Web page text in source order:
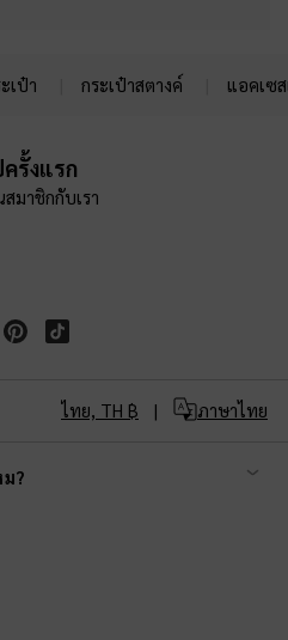
เป๋า กระเป๋าสตางค์ แอคเซ
รั้งแรก
มาชิกกับเรา
ไทย, TH ฿ ภาษาไทย
?